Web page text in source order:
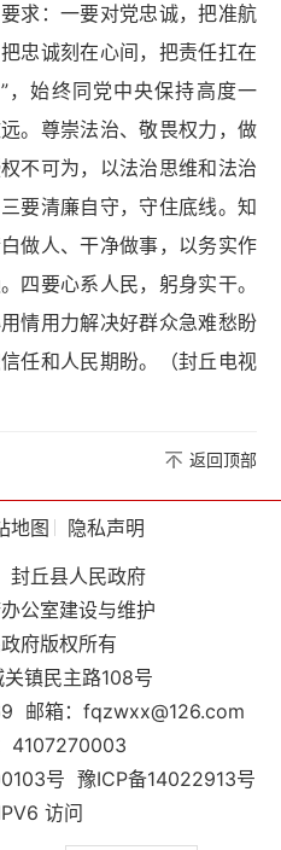
：一要对党忠诚，把准航
忠诚刻在心间，把责任扛在
，始终同党中央保持高度一
。尊崇法治、敬畏权力，做
不可为，以法治思维和法治
要清廉自守，守住底线。知
做人、干净做事，以务实作
四要心系人民，躬身实干。
情用力解决好群众急难愁盼
任和人民期盼。（封丘电视
返回顶部
地图
隐私声明
封丘县人民政府
公室建设与维护
府版权所有
镇民主路108号
邮箱：fqzwxx@126.com
4107270003
号 豫ICP备14022913号
访问